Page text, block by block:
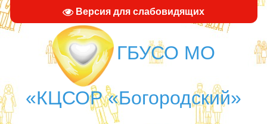
Версия для слабовидящих
ГБУСО МО
«КЦСОР «Богородский»